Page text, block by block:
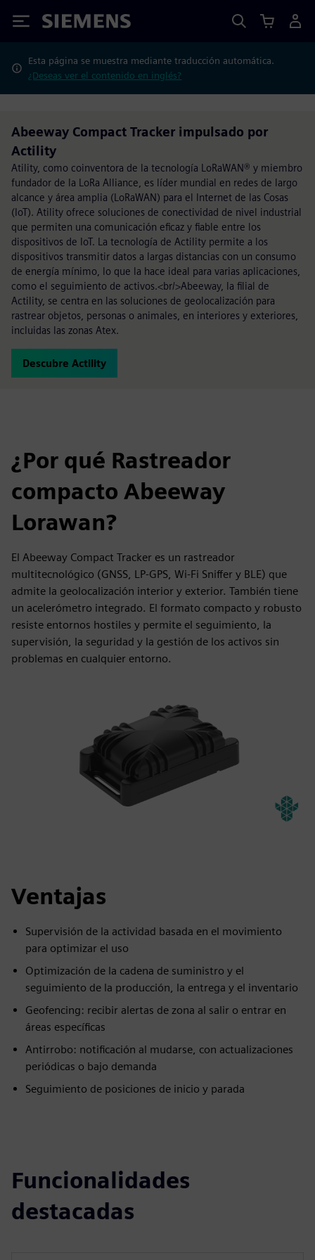
Siemens
Esta página se muestra mediante traducción automática.
¿Deseas ver el contenido en inglés?
Abeeway Compact Tracker impulsado por
Actility
Atility, como coinventora de la tecnología LoRaWAN® y miembro
fundador de la LoRa Alliance, es líder mundial en redes de largo
alcance y área amplia (LoRaWAN) para el Internet de las Cosas
(IoT). Atility ofrece soluciones de conectividad de nivel industrial
que permiten una comunicación eficaz y fiable entre los
dispositivos de IoT. La tecnología de Actility permite a los
dispositivos transmitir datos a largas distancias con un consumo
de energía mínimo, lo que la hace ideal para varias aplicaciones,
como el seguimiento de activos.<br/>Abeeway, la filial de
Actility, se centra en las soluciones de geolocalización para
rastrear objetos, personas o animales, en interiores y exteriores,
incluidas las zonas Atex.
Descubre Actility
¿Por qué Rastreador
compacto Abeeway
Lorawan?
El Abeeway Compact Tracker es un rastreador
multitecnológico (GNSS, LP-GPS, Wi-Fi Sniffer y BLE) que
admite la geolocalización interior y exterior. También tiene
un acelerómetro integrado. El formato compacto y robusto
resiste entornos hostiles y permite el seguimiento, la
supervisión, la seguridad y la gestión de los activos sin
problemas en cualquier entorno.
Ventajas
Supervisión de la actividad basada en el movimiento
para optimizar el uso
Optimización de la cadena de suministro y el
seguimiento de la producción, la entrega y el inventario
Geofencing: recibir alertas de zona al salir o entrar en
áreas específicas
Antirrobo: notificación al mudarse, con actualizaciones
periódicas o bajo demanda
Seguimiento de posiciones de inicio y parada
Funcionalidades
destacadas